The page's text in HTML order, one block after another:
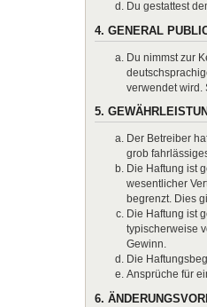
Du gestattest
4. GENERAL
Du nimmst zur
verwendet wird.
5.
Der Betreiber
grob
Die Haftung ist
wesentlicher
begrenzt. Dies
Die Haftung ist
typischerweise
Gewinn.
Die
Ansprüche für
6.